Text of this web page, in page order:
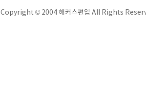
Copyright © 2004 해커스편입 All Rights